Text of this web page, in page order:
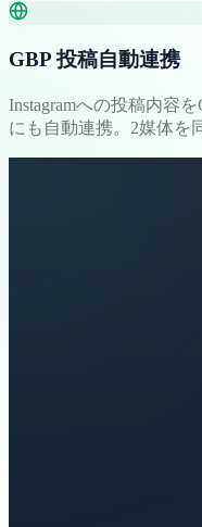
GBP 投稿自動連携
Instagramへの投稿内容
にも自動連携。2媒体を